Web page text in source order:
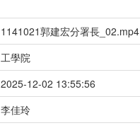
1141021郭建宏分署長_02.mp4
工學院
2025-12-02 13:55:56
李佳玲